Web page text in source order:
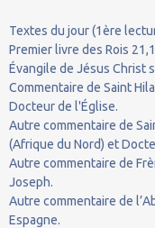
Textes du jour (1ère
Premier livre des Rois
Évangile de Jésus Christ
Commentaire de Saint
Docteur de l'Église.
Autre commentaire de
(Afrique du Nord) et
Autre commentaire de
Joseph.
Autre commentaire de
Espagne.